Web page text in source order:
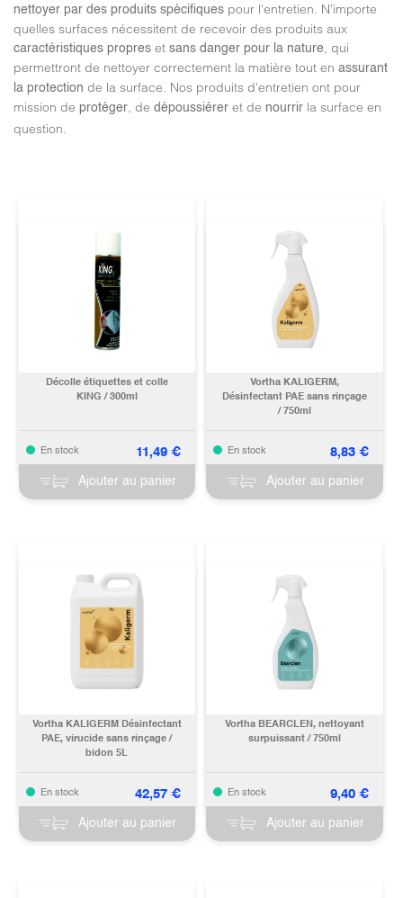
nettoyer par des produits spécifiques pour l'entretien. N'importe
quelles surfaces nécessitent de recevoir des produits aux
caractéristiques propres et sans danger pour la nature, qui
permettront de nettoyer correctement la matière tout en assurant
la protection de la surface. Nos produits d'entretien ont pour
mission de protéger, de dépoussiérer et de nourrir la surface en
question.
Décolle étiquettes et colle
KING / 300ml
En stock 11,49€
Ajouter au panier
Vortha KALIGERM,
Désinfectant PAE sans rinçage
/ 750ml
En stock 8,83€
Ajouter au panier
Vortha KALIGERM Désinfectant
PAE, virucide sans rinçage /
bidon 5L
En stock 42,57€
Ajouter au panier
Vortha BEARCLEN, nettoyant
surpuissant / 750ml
En stock 9,40€
Ajouter au panier